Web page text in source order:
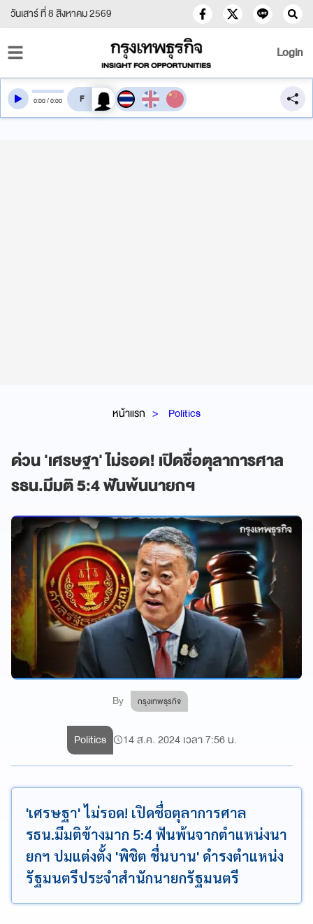
วันเสาร์ ที่ 8 สิงหาคม 2569
Login
หน้าแรก Politics
ด่วน 'เศรษฐา' ไม่รอด! เปิดชื่อตุลาการศาล
รธน.มีมติ 5:4 ฟันพ้นนายกฯ
By กรุงเทพธุรกิจ
0:00/0:00 สลับเสียงอ่าน
Politics 14 ส.ค. 2024 เวลา 7:56 น.
'เศรษฐา' ไม่รอด! เปิดชื่อตุลาการศาล
รธน.มีมติข้างมาก 5:4 ฟันพ้นจากตำแหน่งนา
ยกฯ ปมแต่งตั้ง 'พิชิต ชื่นบาน' ดำรงตำแหน่ง
รัฐมนตรีประจำสำนักนายกรัฐมนตรี